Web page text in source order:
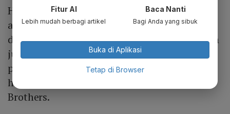
Hingga 1 Juli 2021, ditetapkan bahwa tidak
ada proses hukum yang akan dimulai atau
dilanjutkan terhadap Pan Brothers. Demikian
juga tidak ada permulaan, kelanjutan atau
pengadaan eksekusi, tekanan, atau proses
hukum lainnya terhadap properti Pan
Brothers.
Fitur AI
Lebih mudah berbagi artikel
Baca Nanti
Bagi Anda yang sibuk
Buka di Aplikasi
Tetap di Browser